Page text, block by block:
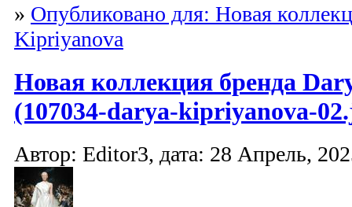
» Опубликовано для: Новая
Kipriyanova
Новая коллекция бренда
(107034-darya-kipriyanova-
Автор: Editor3, дата: 28 Апрель,